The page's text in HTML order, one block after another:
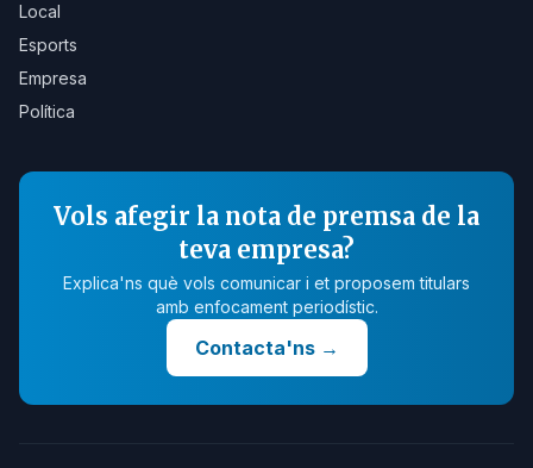
Local
Esports
Empresa
Política
Vols afegir la nota de premsa de la
teva empresa?
Explica'ns què vols comunicar i et proposem titulars
amb enfocament periodístic.
Contacta'ns→